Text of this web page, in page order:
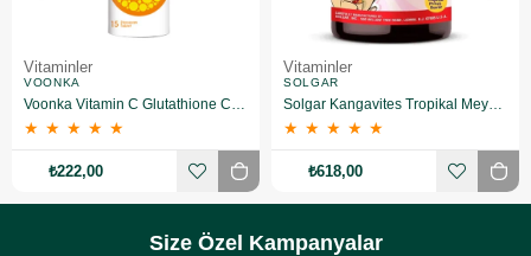
Vitaminler
VOONKA
Voonka Vitamin C Glutathione Complex Efervesan 15 Tablet
★ ★ ★ ★ ★
₺222,00
Vitaminler
SOLGAR
Solgar Kangavites Tropikal Meyve Aromalı 60 Tablet
★ ★ ★ ★ ★
₺618,00
Size Özel Kampanyalar